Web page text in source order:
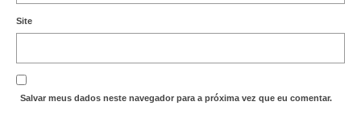
Site
Salvar meus dados neste navegador para a próxima vez que eu comentar.